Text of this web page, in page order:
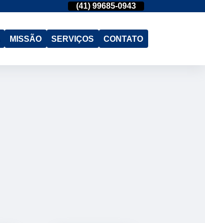
(41) 99685-0943
MISSÃO SERVIÇOS CONTATO